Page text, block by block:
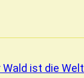
Wald ist die Welt